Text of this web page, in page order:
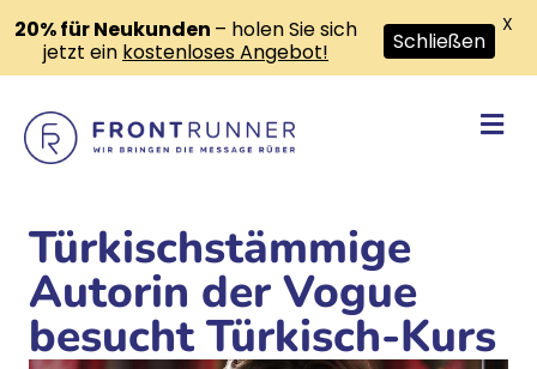
Türkischstämmige
Autorin der Vogue
besucht Türkisch-Kurs
20% für Neukunden – holen Sie sich
jetzt ein kostenloses Angebot! Schließen
X